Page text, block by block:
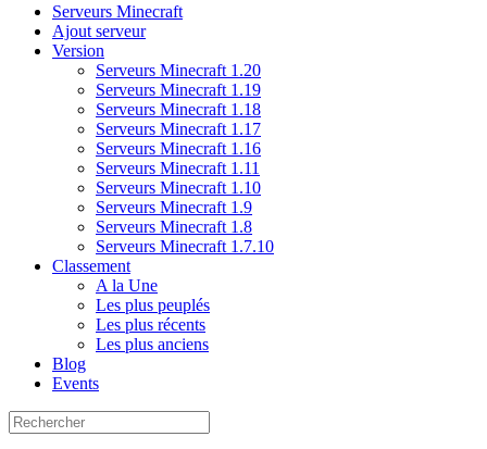
Serveurs Minecraft
Ajout serveur
Version
Serveurs Minecraft 1.20
Serveurs Minecraft 1.19
Serveurs Minecraft 1.18
Serveurs Minecraft 1.17
Serveurs Minecraft 1.16
Serveurs Minecraft 1.11
Serveurs Minecraft 1.10
Serveurs Minecraft 1.9
Serveurs Minecraft 1.8
Serveurs Minecraft 1.7.10
Classement
A la Une
Les plus peuplés
Les plus récents
Les plus anciens
Blog
Events